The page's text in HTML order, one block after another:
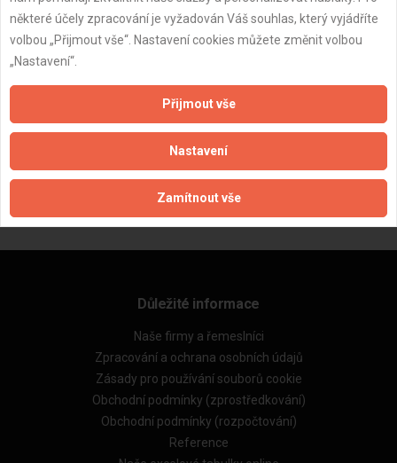
ZPĚT
Aktualizováno z portálu ARES dne 02.12.2025 00:45:02
Důležité informace
Naše firmy a řemeslníci
Zpracování a ochrana osobních údajů
Zásady pro používání souborů cookie
Obchodní podmínky (zprostředkování)
Obchodní podmínky (rozpočtování)
Reference
některé účely zpracování je vyžadován Váš souhlas, který vyjádříte
volbou „Přijmout vše“. Nastavení cookies můžete změnit volbou
„Nastavení“.
Přijmout vše
Nastavení
Zamítnout vše